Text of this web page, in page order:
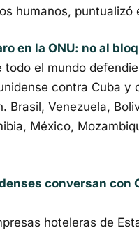
humanos, puntualizó
en la ONU: no al
el mundo
contra Cuba y
Brasil, Venezuela,
México,
conversan con
hoteleras de